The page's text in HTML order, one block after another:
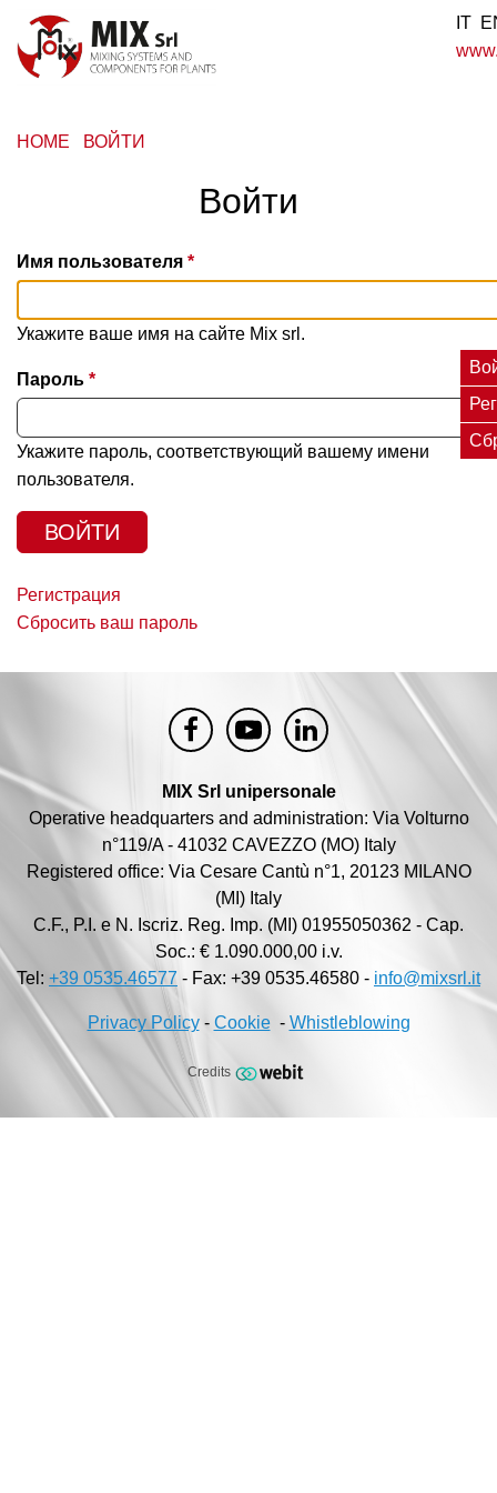
Перейти
основному
IT
Menu
HOME ВОЙТИ
Войти
Имя пользователя
Укажите ваше имя на сайте Mix srl.
Пароль
Укажите пароль, соответствующий вашему имени
пользователя.
Регистрация
Сбросить ваш пароль
MIX Srl unipersonale
Operative headquarters and administration: Via Volturno
n°119/A - 41032 CAVEZZO (MO) Italy
Registered office: Via Cesare Cantù n°1, 20123 MILANO
(MI) Italy
C.F., P.I. e N. Iscriz. Reg. Imp. (MI) 01955050362 - Cap.
Soc.: € 1.090.000,00 i.v.
Tel: +39 0535.46577 - Fax: +39 0535.46580 - info@mixsrl.it
Privacy Policy- Cookie- Whistleblowing
Credits